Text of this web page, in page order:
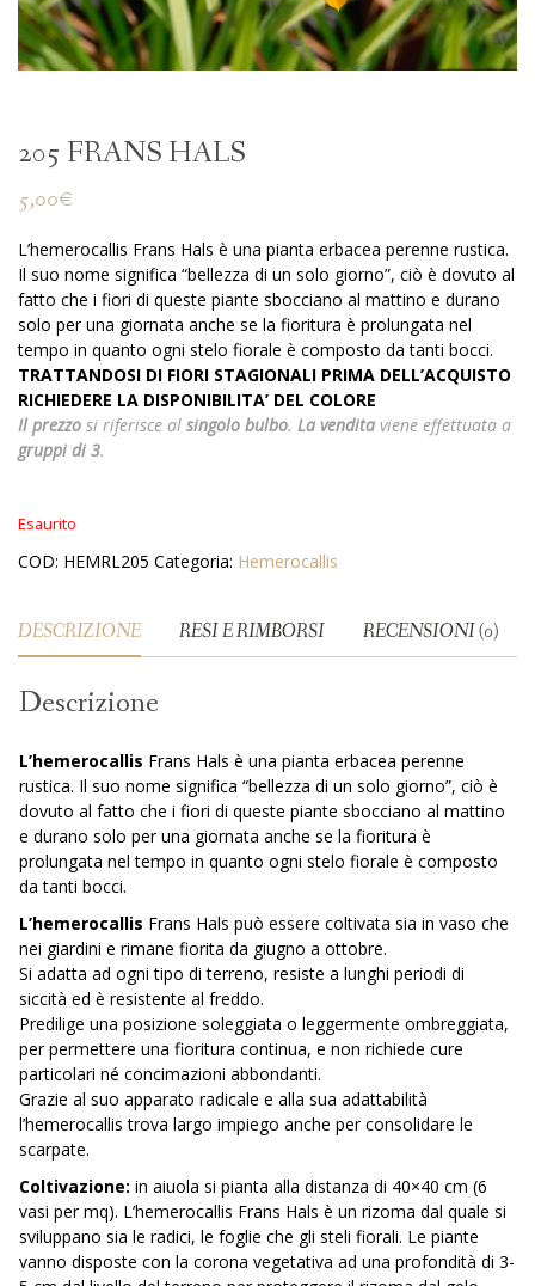
205 FRANS HALS
5,00€
L’hemerocallis Frans Hals è una pianta erbacea perenne rustica.
Il suo nome significa “bellezza di un solo giorno”, ciò è dovuto al
fatto che i fiori di queste piante sbocciano al mattino e durano
solo per una giornata anche se la fioritura è prolungata nel
tempo in quanto ogni stelo fiorale è composto da tanti bocci.
TRATTANDOSI DI FIORI STAGIONALI PRIMA DELL’ACQUISTO
RICHIEDERE LA DISPONIBILITA’ DEL COLORE
Il prezzo si riferisce al singolo bulbo. La vendita viene effettuata a
gruppi di 3.
Esaurito
COD: HEMRL205 Categoria: Hemerocallis
DESCRIZIONE RESI E RIMBORSI RECENSIONI (0)
Descrizione
L’hemerocallis Frans Hals è una pianta erbacea perenne
rustica. Il suo nome significa “bellezza di un solo giorno”, ciò è
dovuto al fatto che i fiori di queste piante sbocciano al mattino
e durano solo per una giornata anche se la fioritura è
prolungata nel tempo in quanto ogni stelo fiorale è composto
da tanti bocci.
L’hemerocallis Frans Hals può essere coltivata sia in vaso che
nei giardini e rimane fiorita da giugno a ottobre.
Si adatta ad ogni tipo di terreno, resiste a lunghi periodi di
siccità ed è resistente al freddo.
Predilige una posizione soleggiata o leggermente ombreggiata,
per permettere una fioritura continua, e non richiede cure
particolari né concimazioni abbondanti.
Grazie al suo apparato radicale e alla sua adattabilità
l’hemerocallis trova largo impiego anche per consolidare le
scarpate.
Coltivazione: in aiuola si pianta alla distanza di 40×40 cm (6
vasi per mq). L’hemerocallis Frans Hals è un rizoma dal quale si
sviluppano sia le radici, le foglie che gli steli fiorali. Le piante
vanno disposte con la corona vegetativa ad una profondità di 3-